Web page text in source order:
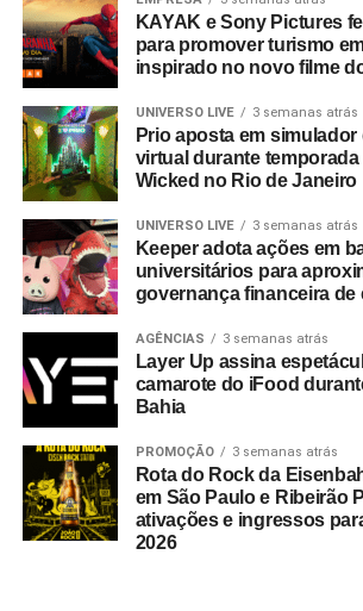
KAYAK e Sony Pictures
para promover turismo
inspirado no novo filme
UNIVERSO LIVE 3 semanas atrás
Prio aposta em simulador
virtual durante temporada
Wicked no Rio de Janeiro
UNIVERSO LIVE 3 semanas atrás
Keeper adota ações em
universitários para
governança financeira de
AGÊNCIAS 3 semanas atrás
Layer Up assina
camarote do iFood
Bahia
PROMOÇÃO 3 semanas atrás
Rota do Rock da
em São Paulo e Ribeirão
ativações e ingressos
2026